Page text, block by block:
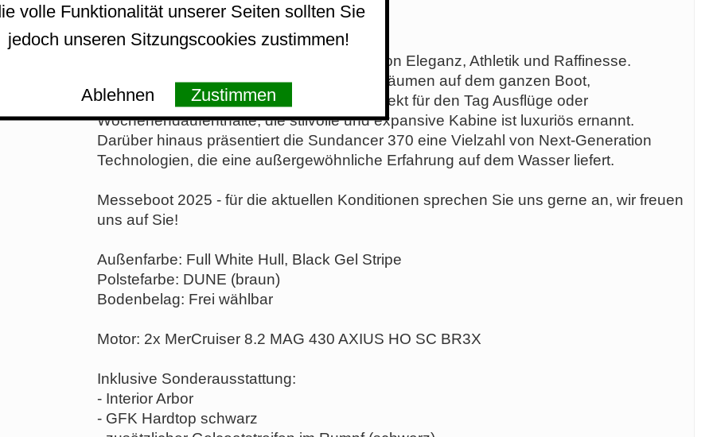
!!! 50 Jahre Sea Ray - SUNDANCER !!!
Die Sundancer 370 ist der Verkörperung von Eleganz, Athletik und Raffinesse.
Konversation fließt natürlich in mehreren Räumen auf dem ganzen Boot,
fachmännisch Handarbeit für Komfort. Perfekt für den Tag Ausflüge oder
Wochenendaufenthalte, die stilvolle und expansive Kabine ist luxuriös ernannt.
Darüber hinaus präsentiert die Sundancer 370 eine Vielzahl von Next-Generation
Technologien, die eine außergewöhnliche Erfahrung auf dem Wasser liefert.
Messeboot 2025 - für die aktuellen Konditionen sprechen Sie uns gerne an, wir freuen
uns auf Sie!
Außenfarbe: Full White Hull, Black Gel Stripe
Polstefarbe: DUNE (braun)
Bodenbelag: Frei wählbar
Motor: 2x MerCruiser 8.2 MAG 430 AXIUS HO SC BR3X
Inklusive Sonderausstattung:
- Interior Arbor
- GFK Hardtop schwarz
volle Funktionalität unserer Seiten sollten Sie
jedoch unseren Sitzungscookies zustimmen!
Ablehnen Zustimmen